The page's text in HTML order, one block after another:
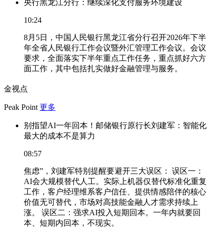
央行黑龙江分行：继续深化支付服务环境建设
10:24
8月5日，中国人民银行黑龙江省分行召开2026年下半
年全省人民银行工作会议暨外汇管理工作会议。会议
要求，全面落实下半年重点工作任务，重点抓好六方
面工作，其中包括扎实做好金融管理与服务。
金视点
Peak Point 更多
别指望AI一年回本！邮储银行原行长刘建军：智能化
最大的成本不是算力
08:57
焦虑”，刘建军特别提醒要避开三大误区： 误区一：
AI会大规模替代人工。实际上机器仅替代标准化重复
工作，客户经理维系客户信任、提供情感陪伴的核心
价值无可替代，市场对高技能金融人才需求持续上
涨。 误区二：强求AI投入短期回本。一年内就要回
本、短期内回本，不现实。